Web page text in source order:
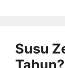
Susu